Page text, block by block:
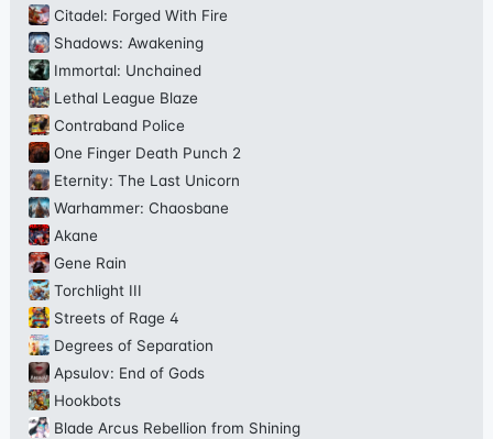
Citadel: Forged With Fire
Shadows: Awakening
Immortal: Unchained
Lethal League Blaze
Contraband Police
One Finger Death Punch 2
Eternity: The Last Unicorn
Warhammer: Chaosbane
Akane
Gene Rain
Torchlight III
Streets of Rage 4
Degrees of Separation
Apsulov: End of Gods
Hookbots
Blade Arcus Rebellion from Shining